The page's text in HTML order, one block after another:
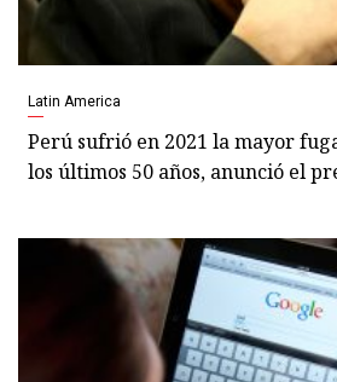
Latin America
Perú sufrió en 2021 la mayor
los últimos 50 años, anunció el